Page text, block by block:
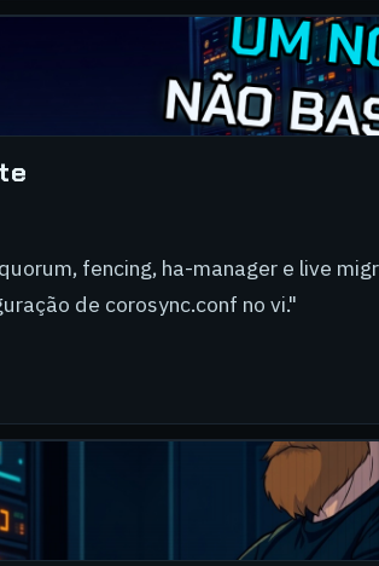
fencing, ha-manager e live
de corosync.conf no vi."